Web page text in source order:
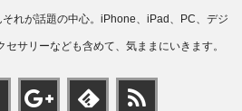
れが話題の中心。iPhone、iPad、PC、デジ
サリーなども含めて、気ままにいきます。